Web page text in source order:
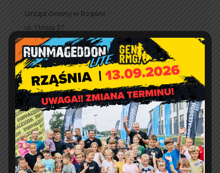
Urząd Gminy w Rząśni
ul. 1 Maja 37
98 – 332 Rząśnia
e-doręczenia:AE:PL-57726-56911-GBSAJ-23
adres email:gmina@rzasnia.pl
tel. 44 631-71-22 (biuro podawcze)
Godziny otwarcia Urzędu:
pon.: 9:00 – 17:00
wt. – pt.: 7:30 – 15:30